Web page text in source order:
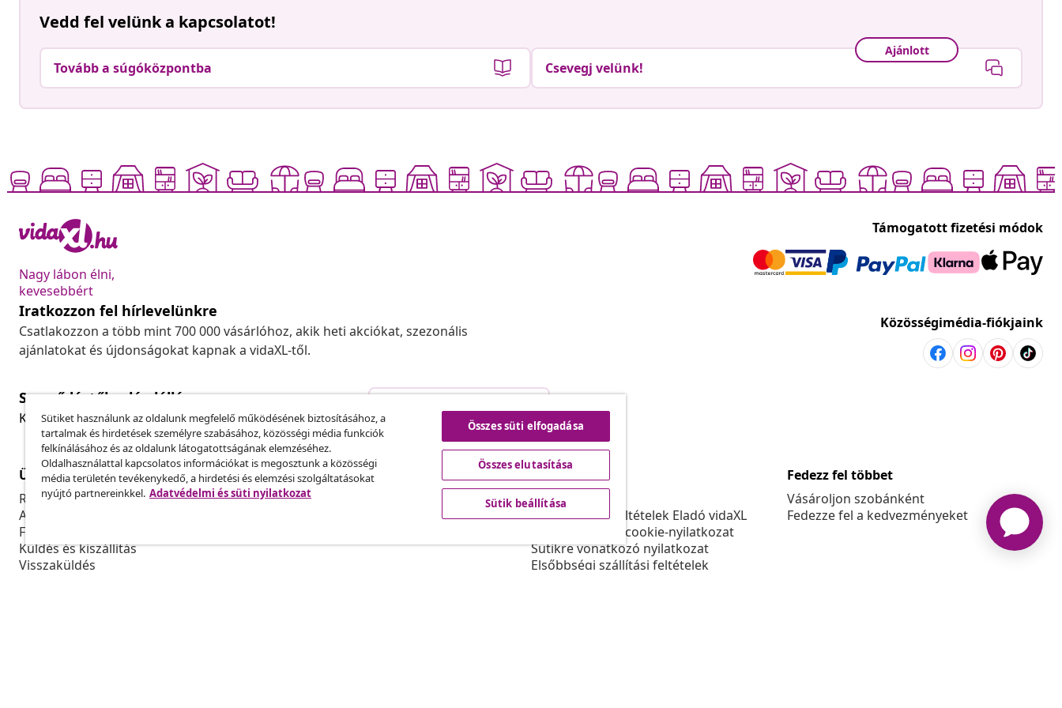
Vedd fel velünk a kapcsolatot!
Tovább a súgóközpontba
Ajánlott
Csevegj velünk!
Nagy lábon élni,
kevesebbért
Támogatott fizetési módok
Iratkozzon fel hírlevelünkre
Csatlakozzon a több mint 700 000 vásárlóhoz, akik heti akciókat, szezonális
ajánlatokat és újdonságokat kapnak a vidaXL-től.
Közösségimédia-fiókjaink
Szerződéstől való elállás
Küldj be egy rendelés lemondására vonatkozó kérelmet.
Szerződéstől való elállás
Ügyfélszolgálat
Rendelés nyomon követése
A fiókom
Fizetés
Küldés és kiszállítás
Visszaküldés
Üzlet
Partnerprogram
vidaXL
A vidaXL-ről
Felhasználási feltételek Eladó vidaXL
Adatvédelmi és cookie-nyilatkozat
Sütikre vonatkozó nyilatkozat
Elsőbbségi szállítási feltételek
Fedezz fel többet
Vásároljon szobánként
Fedezze fel a kedvezményeket
Sütiket használunk az oldalunk megfelelő működésének biztosításához, a
tartalmak és hirdetések személyre szabásához, közösségi média funkciók
felkínálásához és az oldalunk látogatottságának elemzéséhez.
Oldalhasználattal kapcsolatos információkat is megosztunk a közösségi
média területén tevékenykedő, a hirdetési és elemzési szolgáltatásokat
nyújtó partnereinkkel. Adatvédelmi és süti nyilatkozat
Összes süti elfogadása
Összes elutasítása
Sütik beállítása